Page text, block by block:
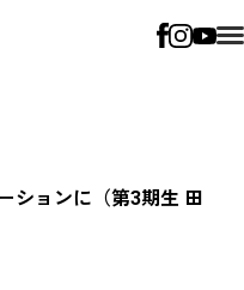
ションに（第3期生 田